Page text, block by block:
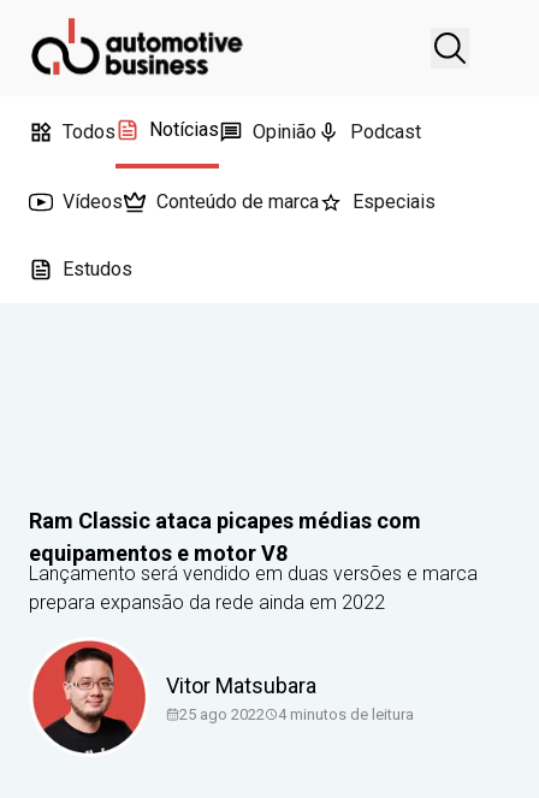
Todos Notícias Opinião Podcast
Vídeos Conteúdo de marca Especiais
Estudos
Ram Classic ataca picapes médias com
equipamentos e motor V8
Lançamento será vendido em duas versões e marca
prepara expansão da rede ainda em 2022
Vitor Matsubara
25 ago 2022 4minutos de leitura